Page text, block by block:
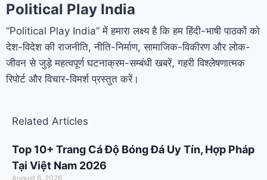
Political Play India
“Political Play India” में हमारा लक्ष्य है कि हम हिंदी-भाषी पाठकों को
देश-विदेश की राजनीति, नीति-निर्माण, सामाजिक-विकीरण और लोक-
जीवन से जुड़े महत्वपूर्ण घटनाक्रम-सम्बंधी खबरें, गहरी विश्लेषणात्मक
रिपोर्ट और विचार-विमर्श प्रस्तुत करें।
Related Articles
Top 10+ Trang Cá Độ Bóng Đá Uy Tín, Hợp Pháp
Tại Việt Nam 2026
August 6, 2026